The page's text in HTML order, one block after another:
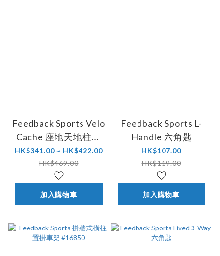
Feedback Sports Velo
Cache 座地天地柱掛
車架擴展套件
HK$341.00 ~ HK$422.00
HK$469.00
加入購物車
Feedback Sports L-
Handle 六角匙
HK$107.00
HK$119.00
加入購物車